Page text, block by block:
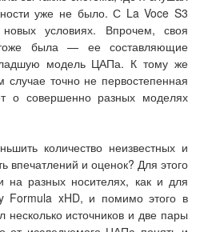
уже не было. С La Voce S3
условиях. Впрочем, своя
была — ее составляющие
модель ЦАПа. К тому же
точно не первостепенная
о совершенно разных моделях
количество неизвестных и
впечатлений и оценок? Для этого
на разных носителях, как и для
Formula xHD, и помимо этого в
несколько источников и две пары